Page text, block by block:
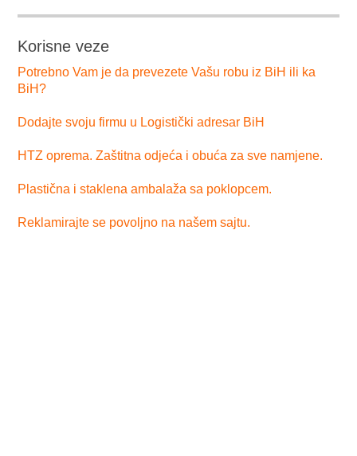
Korisne veze
Potrebno Vam je da prevezete Vašu robu iz BiH ili ka
BiH?
Dodajte svoju firmu u Logistički adresar BiH
HTZ oprema. Zaštitna odjeća i obuća za sve namjene.
Plastična i staklena ambalaža sa poklopcem.
Reklamirajte se povoljno na našem sajtu.